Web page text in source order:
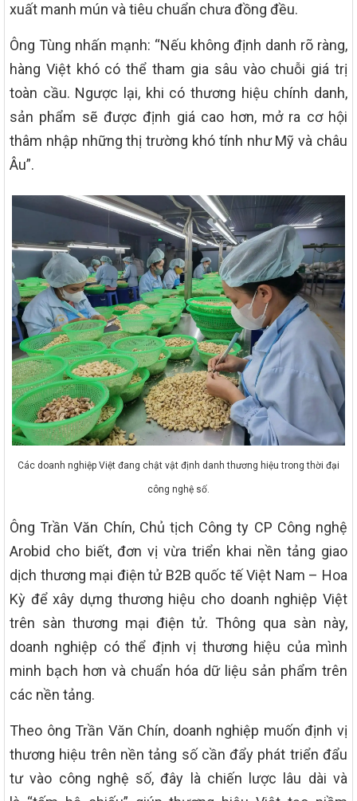
xuất manh mún và tiêu chuẩn chưa đồng đều.
Ông Tùng nhấn mạnh: “Nếu không định danh rõ ràng,
hàng Việt khó có thể tham gia sâu vào chuỗi giá trị
toàn cầu. Ngược lại, khi có thương hiệu chính danh,
sản phẩm sẽ được định giá cao hơn, mở ra cơ hội
thâm nhập những thị trường khó tính như Mỹ và châu
Âu”.
Các doanh nghiệp Việt đang chật vật định danh thương hiệu trong thời đại
công nghệ số.
Ông Trần Văn Chín, Chủ tịch Công ty CP Công nghệ
Arobid cho biết, đơn vị vừa triển khai nền tảng giao
dịch thương mại điện tử B2B quốc tế Việt Nam – Hoa
Kỳ để xây dựng thương hiệu cho doanh nghiệp Việt
trên sàn thương mại điện tử. Thông qua sàn này,
doanh nghiệp có thể định vị thương hiệu của mình
minh bạch hơn và chuẩn hóa dữ liệu sản phẩm trên
các nền tảng.
Theo ông Trần Văn Chín, doanh nghiệp muốn định vị
thương hiệu trên nền tảng số cần đẩy phát triển đẩu
tư vào công nghệ số, đây là chiến lược lâu dài và